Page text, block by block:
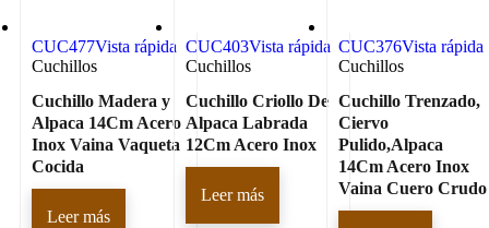
CUC477Vista rápida
Cuchillos
Cuchillo Madera y
Alpaca 14Cm Acero
Inox Vaina Vaqueta
Cocida
Leer más
CUC403Vista rápida
Cuchillos
Cuchillo Criollo De
Alpaca Labrada
12Cm Acero Inox
Leer más
CUC376Vista rápida
Cuchillos
Cuchillo Trenzado,
Ciervo
Pulido,Alpaca
14Cm Acero Inox
Vaina Cuero Crudo